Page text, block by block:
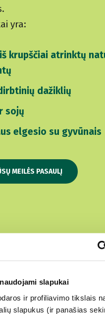
slapukai
ir profiliavimo tikslais
slapukus (ir panašias
yra:
krupščiai atrinktų
dažiklių
sojų
elgesio su gyvūnais
MEILĖS PASAULĮ
yra jų